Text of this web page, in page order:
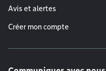
Avis et alertes
Créer mon compte